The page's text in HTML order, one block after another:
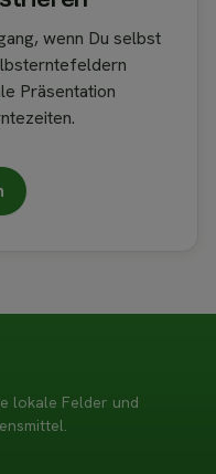
wenn Du selbst
Präsentation
lokale Felder und